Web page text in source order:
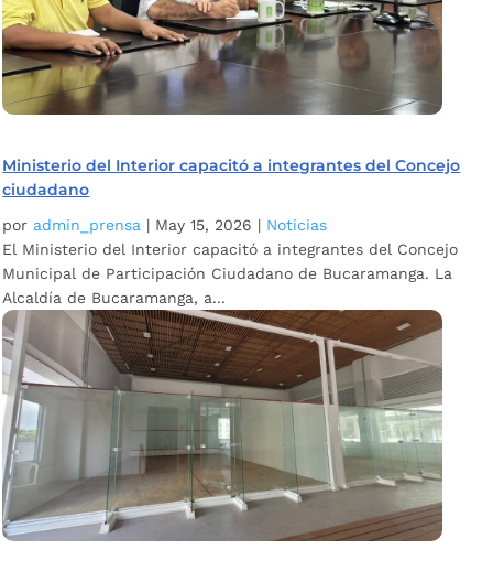
Ministerio del Interior capacitó a integrantes del Concejo
ciudadano
por admin_prensa | May 15, 2026 | Noticias
El Ministerio del Interior capacitó a integrantes del Concejo
Municipal de Participación Ciudadano de Bucaramanga. La
Alcaldía de Bucaramanga, a...